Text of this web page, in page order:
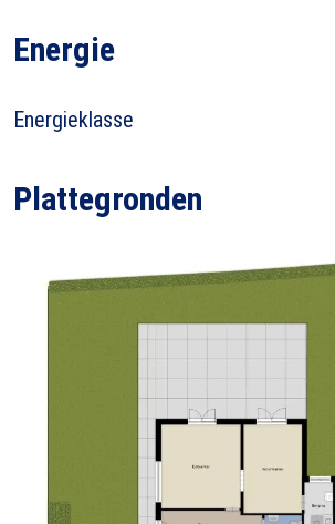
Energie
Energieklasse
Plattegronden